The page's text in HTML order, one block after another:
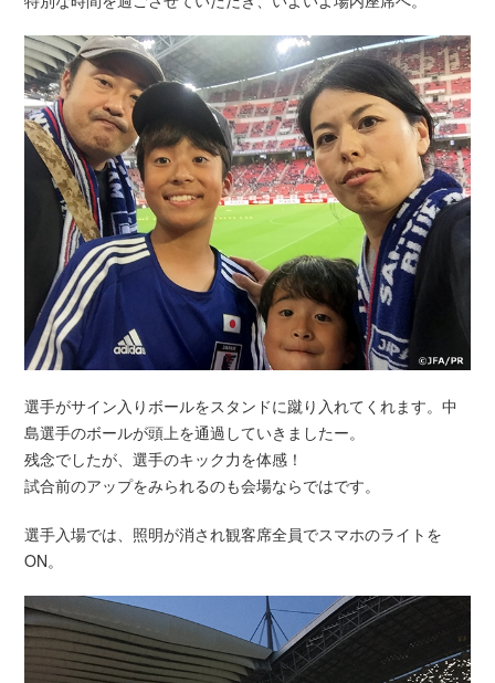
選手がサイン入りボールをスタンドに蹴り入れてくれます。中
島選手のボールが頭上を通過していきましたー。
残念でしたが、選手のキック力を体感！
試合前のアップをみられるのも会場ならではです。
選手入場では、照明が消され観客席全員でスマホのライトを
ON。